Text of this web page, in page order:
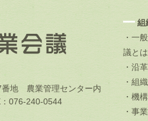
番地 農業管理センター内
076-240-0544
組
・一
議とは
・沿革
・組
・機
・事